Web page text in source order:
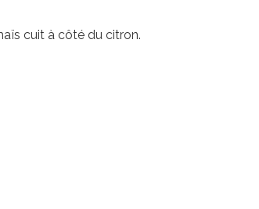
cuit à côté du citron.